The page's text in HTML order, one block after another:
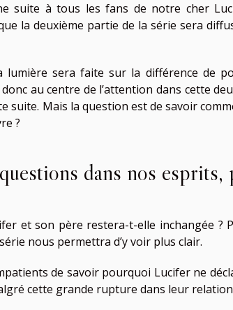
suite à tous les fans de notre cher
la deuxième partie de la série sera
lumière sera faite sur la différence de
au centre de l’attention dans cette
suite. Mais la question est de savoir
?
dans nos
et son père restera-t-elle inchangée ?
nous permettra d’y voir plus clair.
de savoir pourquoi Lucifer ne
cette grande rupture dans leur